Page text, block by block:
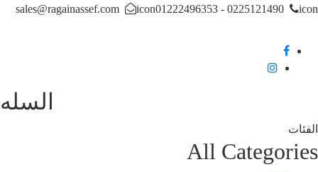
0225121490 - 01222496353
icon
sales@ragainassef.com
السله
All